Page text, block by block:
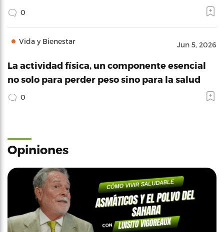
0
Vida y Bienestar Jun 5, 2026
La actividad física, un componente esencial
no solo para perder peso sino para la salud
0
Opiniones